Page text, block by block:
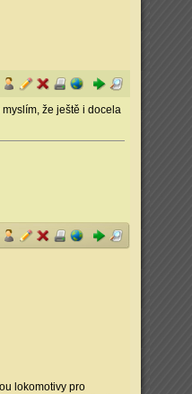
že ještě i docela
lokomotivy pro